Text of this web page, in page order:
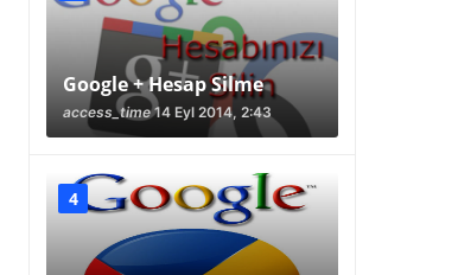
Google + Hesap Silme
access_time14 Eyl 2014, 2:43